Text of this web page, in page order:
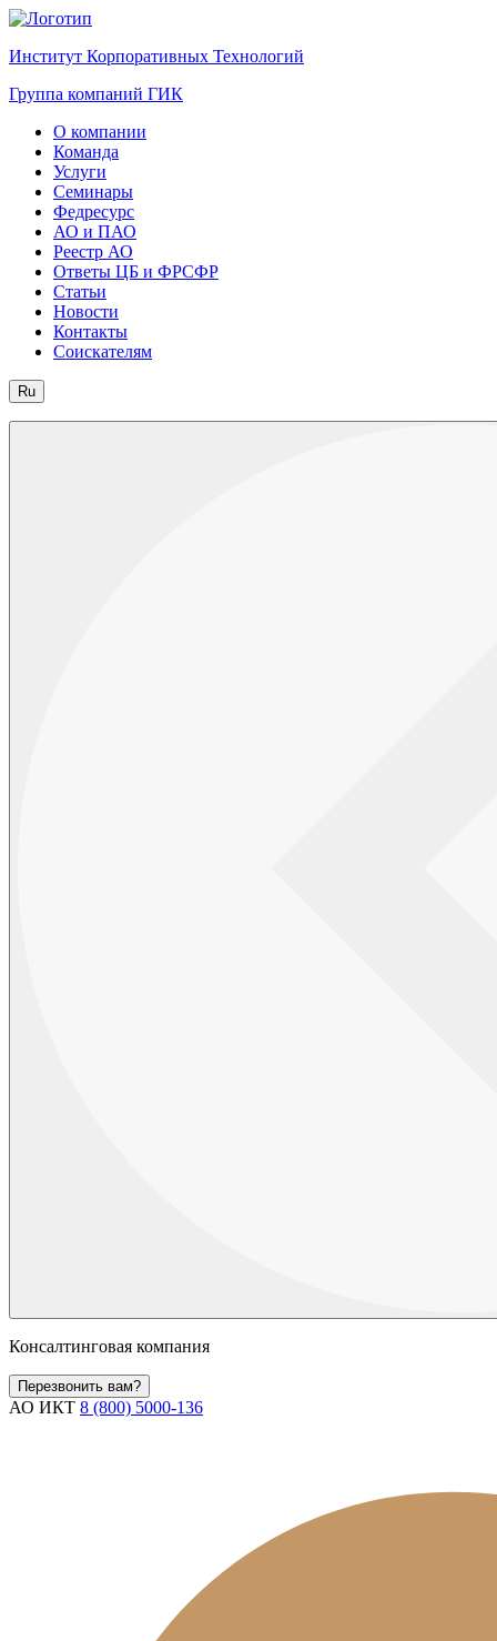
Институт Корпоративных Технологий
Группа компаний ГИК
О компании
Команда
Услуги
Семинары
Федресурс
АО и ПАО
Реестр АО
Ответы ЦБ и ФРСФР
Статьи
Новости
Контакты
Соискателям
Ru
Консалтинговая компания
Перезвонить вам?
АО ИКТ 8 (800) 5000-136